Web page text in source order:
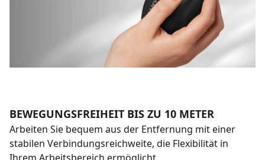
BEWEGUNGSFREIHEIT BIS ZU 10 METER
Arbeiten Sie bequem aus der Entfernung mit einer
stabilen Verbindungsreichweite, die Flexibilität in